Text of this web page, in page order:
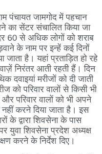
पंचायत जामगोद में पहचान
का सेंटर संचालित किया जा
60 से अधिक लोगों को शराब
के नाम पर इन्हें कई दिनों
जाता है। यहां प्रताड़ित हो रहे
निरंतर आती रहती हैं। दिन
दवाइयां मरीजों को दी जाती
को परिवार वालों से किसी भी
परिवार वालों को भी अपने
करने दिया जाता है। इस
के द्वारा शिवसेना के पास
युवा शिवसेना प्रदेश अध्यक्ष
करने के निर्देश दिए।